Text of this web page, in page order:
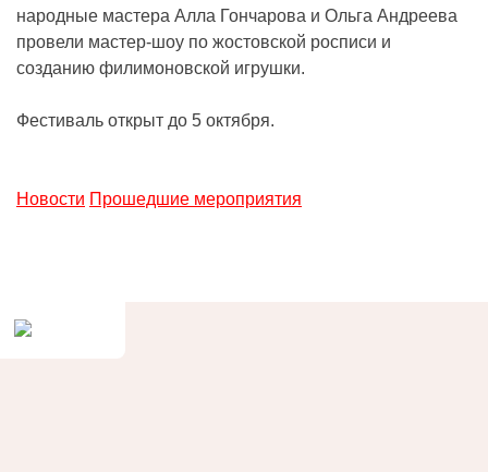
народные мастера Алла Гончарова и Ольга Андреева
провели мастер-шоу по жостовской росписи и
созданию филимоновской игрушки.
Фестиваль открыт до 5 октября.
Новости Прошедшие мероприятия